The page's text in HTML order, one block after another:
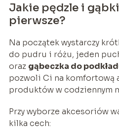
Jakie pędzle i
pierwsze?
Na początek wystarczy
do pudru i różu, jeden
oraz gąbeczka do
pozwoli Ci na komfortową
produktów w codziennym
Przy wyborze akcesoriów
kilka cech: